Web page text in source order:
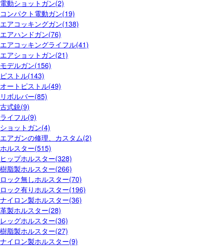
電動ショットガン(2)
コンパクト電動ガン(19)
エアコッキングガン(138)
エアハンドガン(76)
エアコッキングライフル(41)
エアショットガン(21)
モデルガン(156)
ピストル(143)
オートピストル(49)
リボルバー(85)
古式銃(9)
ライフル(9)
ショットガン(4)
エアガンの修理、カスタム(2)
ホルスター(515)
ヒップホルスター(328)
樹脂製ホルスター(266)
ロック無しホルスター(70)
ロック有りホルスター(196)
ナイロン製ホルスター(36)
革製ホルスター(28)
レッグホルスター(36)
樹脂製ホルスター(27)
ナイロン製ホルスター(9)